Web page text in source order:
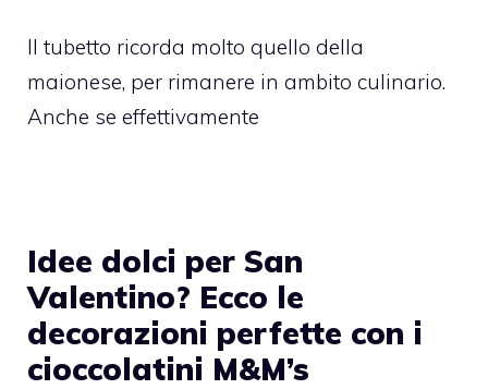
Il tubetto ricorda molto quello della
maionese, per rimanere in ambito culinario.
Anche se effettivamente
Idee dolci per San
Valentino? Ecco le
decorazioni perfette con i
cioccolatini M&M’s